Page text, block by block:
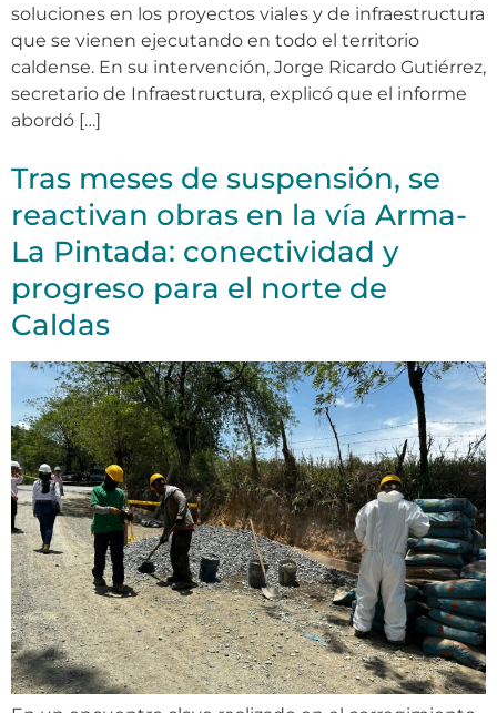
soluciones en los proyectos viales y de infraestructura
que se vienen ejecutando en todo el territorio
caldense. En su intervención, Jorge Ricardo Gutiérrez,
secretario de Infraestructura, explicó que el informe
abordó […]
Tras meses de suspensión, se
reactivan obras en la vía Arma-
La Pintada: conectividad y
progreso para el norte de
Caldas